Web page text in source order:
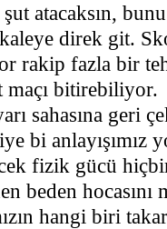
atacaksın,
direk git.
rakip fazla bir
maçı
sahasına geri
bi anlayışımız
fizik gücü
beden hocasını
hangi biri